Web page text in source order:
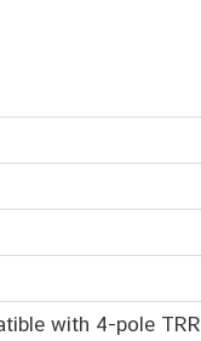
with 4-pole